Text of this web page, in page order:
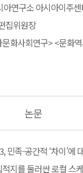
아연구소 아시아이주
집위원장
화사회연구> <문화
논문
민족-공간적 ‘차이’에
지를 둘러싼 로컬 스